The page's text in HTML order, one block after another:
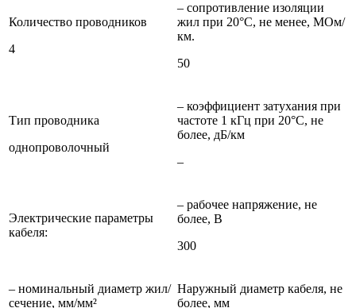
Количество проводников
4
– сопротивление изоляции
жил при 20°C, не менее, МОм/
км.
50
Тип проводника
однопроволочный
– коэффициент затухания при
частоте 1 кГц при 20°C, не
более, дБ/км
–
Электрические параметры
кабеля:
– рабочее напряжение, не
более, В
300
– номинальный диаметр жил/
сечение, мм/мм²
Наружный диаметр кабеля, не
более, мм